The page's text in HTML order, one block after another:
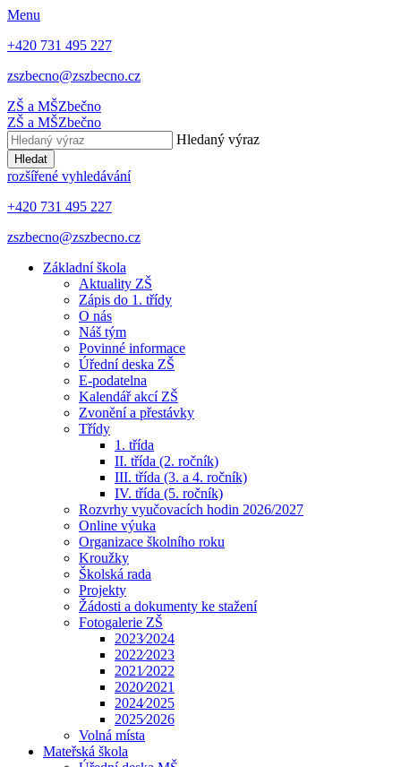
Menu
+420 731 495 227
zszbecno@zszbecno.cz
ZŠ a MŠZbečno
ZŠ a MŠZbečno
Hledaný výraz
Hledat
rozšířené vyhledávání
+420 731 495 227
zszbecno@zszbecno.cz
Základní škola
Aktuality ZŠ
Zápis do 1. třídy
O nás
Náš tým
Povinné informace
Úřední deska ZŠ
E-podatelna
Kalendář akcí ZŠ
Zvonění a přestávky
Třídy
1. třída
II. třída (2. ročník)
III. třída (3. a 4. ročník)
IV. třída (5. ročník)
Rozvrhy vyučovacích hodin 2026/2027
Online výuka
Organizace školního roku
Kroužky
Školská rada
Projekty
Žádosti a dokumenty ke stažení
Fotogalerie ZŠ
2023⁄2024
2022⁄2023
2021⁄2022
2020⁄2021
2024⁄2025
2025⁄2026
Volná místa
Mateřská škola